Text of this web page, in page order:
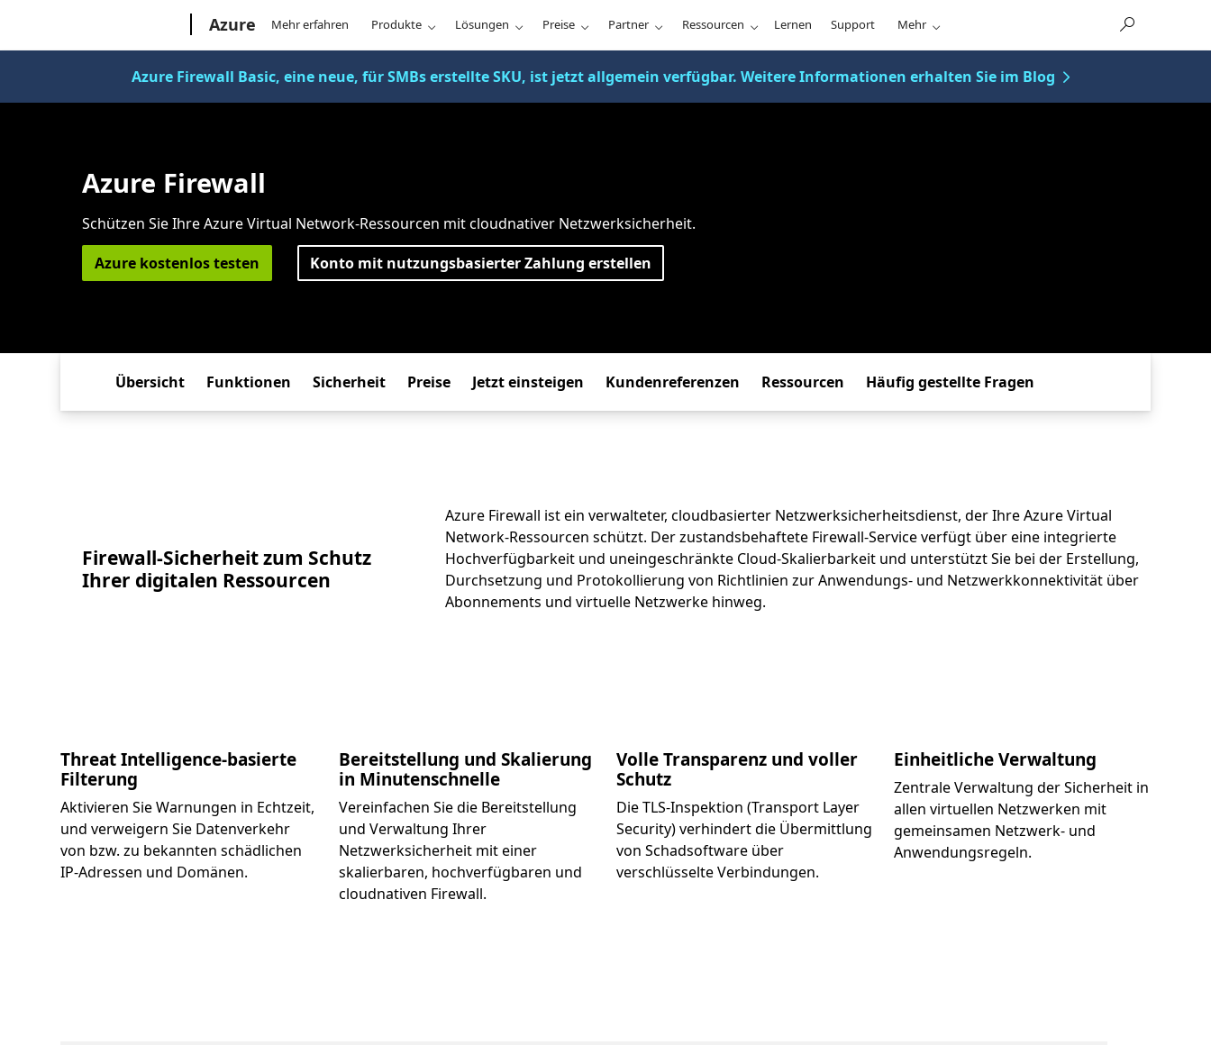
Azure Mehr erfahren Produkte Lösungen Preise Partner Ressourcen Lernen Support Mehr
Azure Firewall Basic, eine neue, für SMBs erstellte SKU, ist jetzt allgemein verfügbar. Weitere Informationen erhalten Sie im Blog
Azure Firewall
Schützen Sie Ihre Azure Virtual Network-Ressourcen mit cloudnativer Netzwerksicherheit.
Azure kostenlos testen
Konto mit nutzungsbasierter Zahlung erstellen
Übersicht Funktionen Sicherheit Preise Jetzt einsteigen Kundenreferenzen Ressourcen Häufig gestellte Fragen
Firewall-Sicherheit zum Schutz
Ihrer digitalen Ressourcen
Azure Firewall ist ein verwalteter, cloudbasierter Netzwerksicherheitsdienst, der Ihre Azure Virtual
Network-Ressourcen schützt. Der zustandsbehaftete Firewall-Service verfügt über eine integrierte
Hochverfügbarkeit und uneingeschränkte Cloud-Skalierbarkeit und unterstützt Sie bei der Erstellung,
Durchsetzung und Protokollierung von Richtlinien zur Anwendungs- und Netzwerkkonnektivität über
Abonnements und virtuelle Netzwerke hinweg.
Threat Intelligence-basierte
Filterung
Aktivieren Sie Warnungen in Echtzeit,
und verweigern Sie Datenverkehr
von bzw. zu bekannten schädlichen
IP-Adressen und Domänen.
Bereitstellung und Skalierung
in Minutenschnelle
Vereinfachen Sie die Bereitstellung
und Verwaltung Ihrer
Netzwerksicherheit mit einer
skalierbaren, hochverfügbaren und
cloudnativen Firewall.
Volle Transparenz und voller
Schutz
Die TLS-Inspektion (Transport Layer
Security) verhindert die Übermittlung
von Schadsoftware über
verschlüsselte Verbindungen.
Einheitliche Verwaltung
Zentrale Verwaltung der Sicherheit in
allen virtuellen Netzwerken mit
gemeinsamen Netzwerk- und
Anwendungsregeln.